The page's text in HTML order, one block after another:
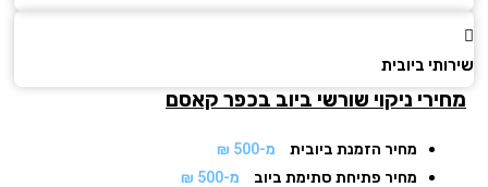
ביובית
ניקוי שורשי ביובבכפר קאסם
מחיר הזמנת ביובית
מ-500 ₪
מחיר פתיחת סתימת ביוב
מ-500 ₪